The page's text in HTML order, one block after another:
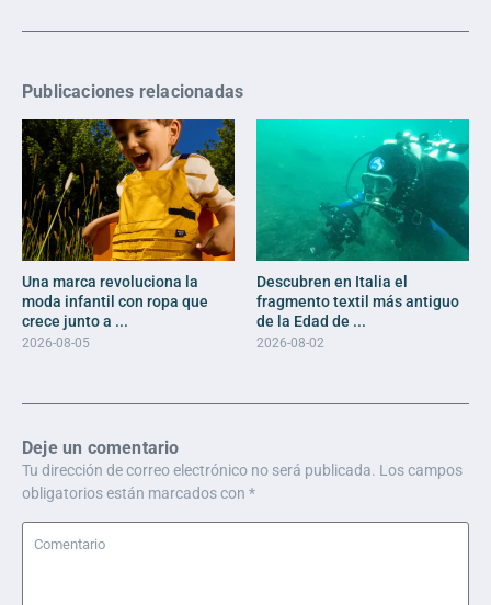
Publicaciones relacionadas
Una marca revoluciona la
moda infantil con ropa que
crece junto a ...
2026-08-05
Descubren en Italia el
fragmento textil más antiguo
de la Edad de ...
2026-08-02
Deje un comentario
Tu dirección de correo electrónico no será publicada. Los campos
obligatorios están marcados con *